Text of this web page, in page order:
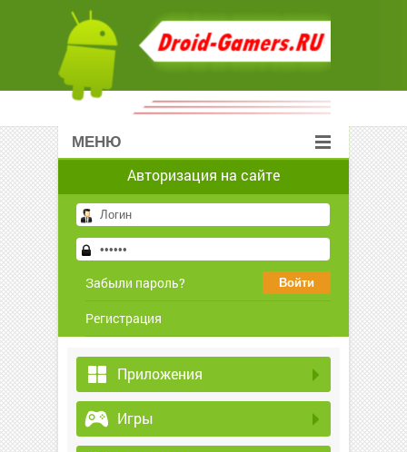
МЕНЮ
Авторизация на сайте
Забыли пароль?
Регистрация
Приложения
Игры